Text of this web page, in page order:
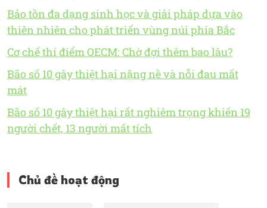
Bảo tồn đa dạng sinh học và giải pháp dựa vào
thiên nhiên cho phát triển vùng núi phía Bắc
Cơ chế thí điểm OECM: Chờ đợi thêm bao lâu?
Bão số 10 gây thiệt hại nặng nề và nỗi đau mất
mát
Bão số 10 gây thiệt hại rất nghiêm trọng khiến 19
người chết, 13 người mất tích
Chủ đề hoạt động